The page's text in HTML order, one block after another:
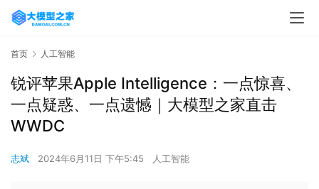
首页 人工智能
锐评苹果Apple Intelligence：一点惊喜、
一点疑惑、一点遗憾｜大模型之家直击
WWDC
志斌 2024年6月11日 下午5:45 人工智能